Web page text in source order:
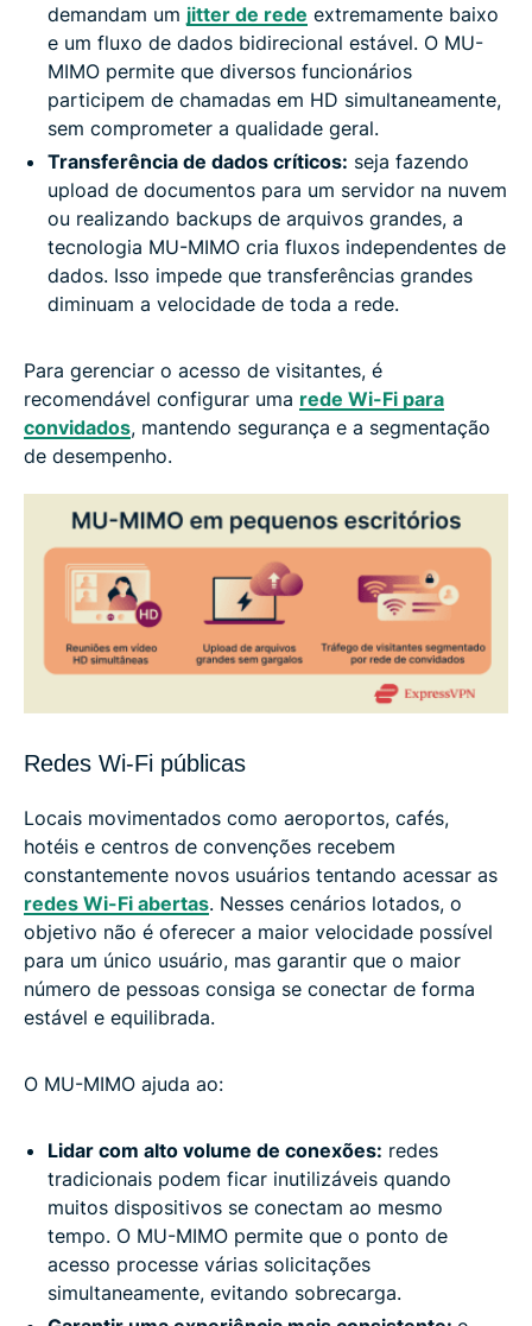
demandam um jitter de rede extremamente baixo
e um fluxo de dados bidirecional estável. O MU-
MIMO permite que diversos funcionários
participem de chamadas em HD simultaneamente,
sem comprometer a qualidade geral.
Transferência de dados críticos: seja fazendo
upload de documentos para um servidor na nuvem
ou realizando backups de arquivos grandes, a
tecnologia MU-MIMO cria fluxos independentes de
dados. Isso impede que transferências grandes
diminuam a velocidade de toda a rede.
Para gerenciar o acesso de visitantes, é
recomendável configurar uma rede Wi-Fi para
convidados, mantendo segurança e a segmentação
de desempenho.
Redes Wi-Fi públicas
Locais movimentados como aeroportos, cafés,
hotéis e centros de convenções recebem
constantemente novos usuários tentando acessar as
redes Wi-Fi abertas. Nesses cenários lotados, o
objetivo não é oferecer a maior velocidade possível
para um único usuário, mas garantir que o maior
número de pessoas consiga se conectar de forma
estável e equilibrada.
O MU-MIMO ajuda ao:
Lidar com alto volume de conexões: redes
tradicionais podem ficar inutilizáveis quando
muitos dispositivos se conectam ao mesmo
tempo. O MU-MIMO permite que o ponto de
acesso processe várias solicitações
simultaneamente, evitando sobrecarga.